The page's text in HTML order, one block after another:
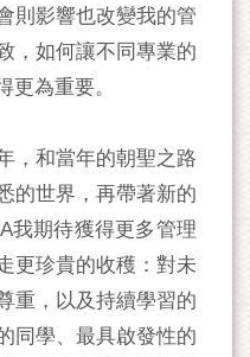
則影響也改變我的管
，如何讓不同專業的
更為重要。
，和當年的朝聖之路
的世界，再帶著新的
我期待獲得更多管理
更珍貴的收穫：對未
重，以及持續學習的
同學、最具啟發性的